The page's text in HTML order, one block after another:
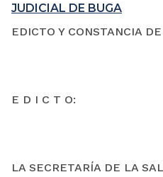
JUDICIAL DE BUGA
EDICTO Y CONSTANCIA
E D I C T O:
LA SECRETARÍA DE LA